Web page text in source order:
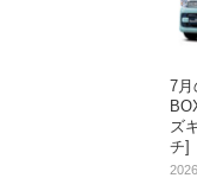
7月
ズ
チ]